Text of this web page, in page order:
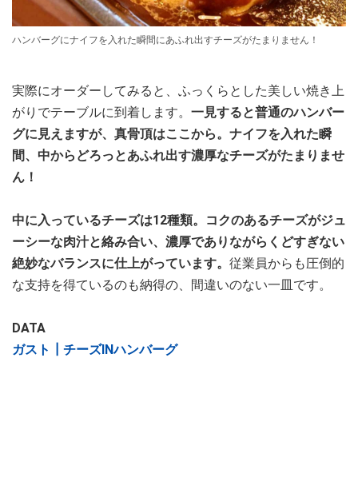
ハンバーグにナイフを入れた瞬間にあふれ出すチーズがたまりません！
実際にオーダーしてみると、ふっくらとした美しい焼き上
がりでテーブルに到着します。 一見すると普通のハンバー
グに見えますが、真骨頂はここから。ナイフを入れた瞬
間、中からどろっとあふれ出す濃厚なチーズがたまりませ
ん！
中に入っているチーズは12種類。コクのあるチーズがジュ
ーシーな肉汁と絡み合い、濃厚でありながらくどすぎない
絶妙なバランスに仕上がっています。 従業員からも圧倒的
な支持を得ているのも納得の、間違いのない一皿です。
DATA
ガスト┃チーズINハンバーグ